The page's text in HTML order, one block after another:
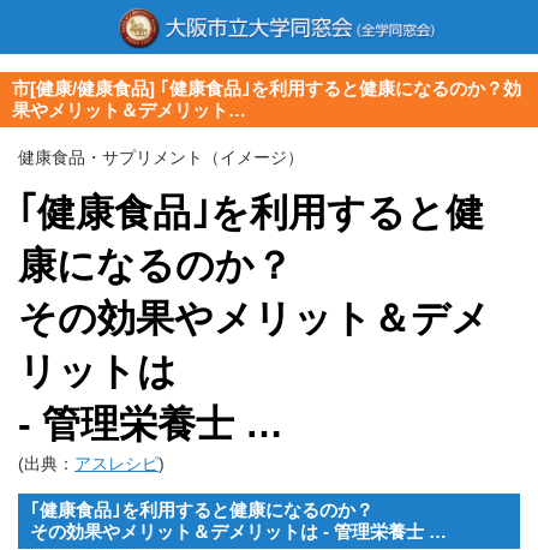
市[健康/健康食品] ｢健康食品｣を利用すると健康になるのか？効
果やメリット＆デメリット…
健康食品・サプリメント（イメージ）
｢健康食品｣を利用すると健
康になるのか？
その効果やメリット＆デメ
リットは
- 管理栄養士 …
(出典： アスレシピ)
｢健康食品｣を利用すると健康になるのか？
その効果やメリット＆デメリットは - 管理栄養士 …